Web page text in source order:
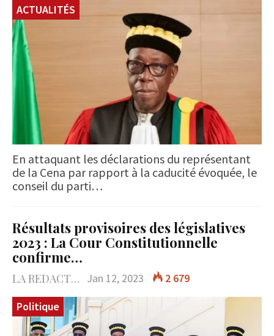
ACTUALITÉS
En attaquant les déclarations du représentant
de la Cena par rapport à la caducité évoquée, le
conseil du parti…
Résultats provisoires des législatives
2023 : La Cour Constitutionnelle
confirme…
LA REDACTION Jan 12, 2023
2 679
Politique